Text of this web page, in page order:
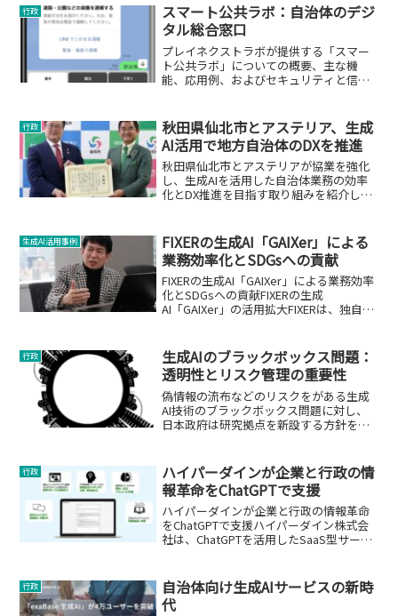
行政
スマート公共ラボ：自治体のデジ
タル総合窓口
プレイネクストラボが提供する「スマー
ト公共ラボ」についての概要、主な機
能、応用例、およびセキュリティと信頼
行政
秋田県仙北市とアステリア、生成
AI活用で地方自治体のDXを推進
秋田県仙北市とアステリアが協業を強化
し、生成AIを活用した自治体業務の効率
化とDX推進を目指す取り組みを紹介しま
生成AI活用事例
FIXERの生成AI「GAIXer」による
業務効率化とSDGsへの貢献
FIXERの生成AI「GAIXer」による業務効率
化とSDGsへの貢献FIXERの生成
AI「GAIXer」の活用拡大FIXERは、独自開
ます。この取り組みは、持...
行政
生成AIのブラックボックス問題：
透明性とリスク管理の重要性
偽情報の流布などのリスクをがある生成
AI技術のブラックボックス問題に対し、
日本政府は研究拠点を新設する方針を固
行政
ハイパーダインが企業と行政の情
報革命をChatGPTで支援
ハイパーダインが企業と行政の情報革命
をChatGPTで支援ハイパーダイン株式会
社は、ChatGPTを活用したSaaS型サービ
ます。このサービスは、社内に蓄積...
行政
自治体向け生成AIサービスの新時
代